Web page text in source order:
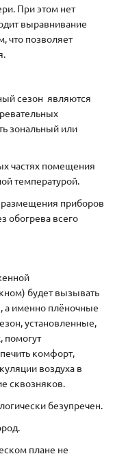
При этом нет
выравнивание
что позволяет
сезон являются
зональный или
частях помещения
температурой.
размещения приборов
обогрева всего
будет вызывать
именно плёночные
установленные,
помогут
комфорт,
воздуха в
сквозняков.
безупречен.
плане не